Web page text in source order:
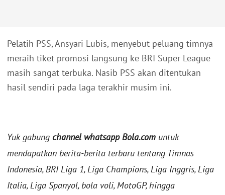
Pelatih PSS, Ansyari Lubis, menyebut peluang timnya
meraih tiket promosi langsung ke BRI Super League
masih sangat terbuka. Nasib PSS akan ditentukan
hasil sendiri pada laga terakhir musim ini.
Yuk gabung channel whatsapp Bola.com untuk
mendapatkan berita-berita terbaru tentang Timnas
Indonesia, BRI Liga 1, Liga Champions, Liga Inggris, Liga
Italia, Liga Spanyol, bola voli, MotoGP, hingga